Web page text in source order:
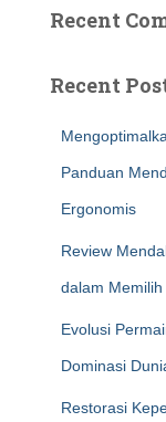
Recent
Recent
Panduan
Ergonomis
Review
dalam
Evolusi
Dominasi
Restorasi